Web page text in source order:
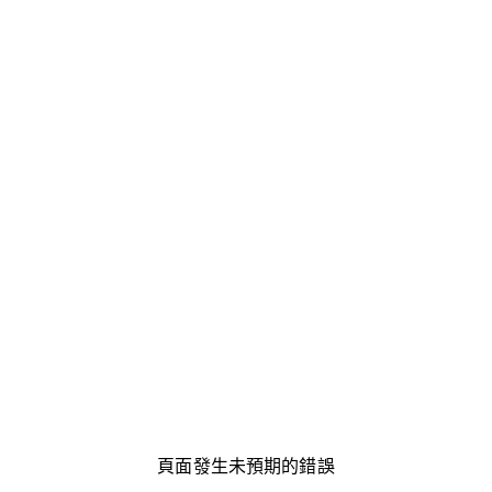
頁面發生未預期的錯誤